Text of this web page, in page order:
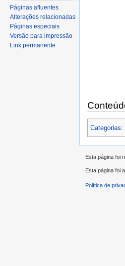
Categorias:
Páginas afluentes
Alterações relacionadas
Páginas especiais
Versão para impressão
Link permanente
Esta página foi
Esta página foi
Política de